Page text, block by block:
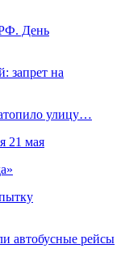
День
запрет на
улицу…
21 мая
автобусные рейсы